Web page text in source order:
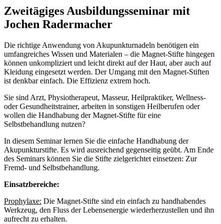
Zweitägiges Ausbildungsseminar mit
Jochen Radermacher
Die richtige Anwendung von Akupunkturnadeln benötigen ein
umfangreiches Wissen und Materialen – die Magnet-Stifte hingegen
können unkompliziert und leicht direkt auf der Haut, aber auch auf
Kleidung eingesetzt werden. Der Umgang mit den Magnet-Stiften
ist denkbar einfach. Die Effizienz extrem hoch.
Sie sind Arzt, Physiotherapeut, Masseur, Heilpraktiker, Wellness-
oder Gesundheitstrainer, arbeiten in sonstigen Heilberufen oder
wollen die Handhabung der Magnet-Stifte für eine
Selbstbehandlung nutzen?
In diesem Seminar lernen Sie die einfache Handhabung der
Akupunkturstifte. Es wird ausreichend gegenseitig geübt. Am Ende
des Seminars können Sie die Stifte zielgerichtet einsetzen: Zur
Fremd- und Selbstbehandlung.
Einsatzbereiche:
Prophylaxe: Die Magnet-Stifte sind ein einfach zu handhabendes
Werkzeug, den Fluss der Lebensenergie wiederherzustellen und ihn
aufrecht zu erhalten.